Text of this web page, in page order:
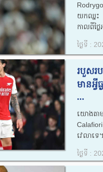
យកឈ្នះ
កាលពីថ្ងៃ
ថ្ងៃទី :
របួសរ
មានអ្
...
យោងតា
វេលាទេ
ថ្ងៃទី :